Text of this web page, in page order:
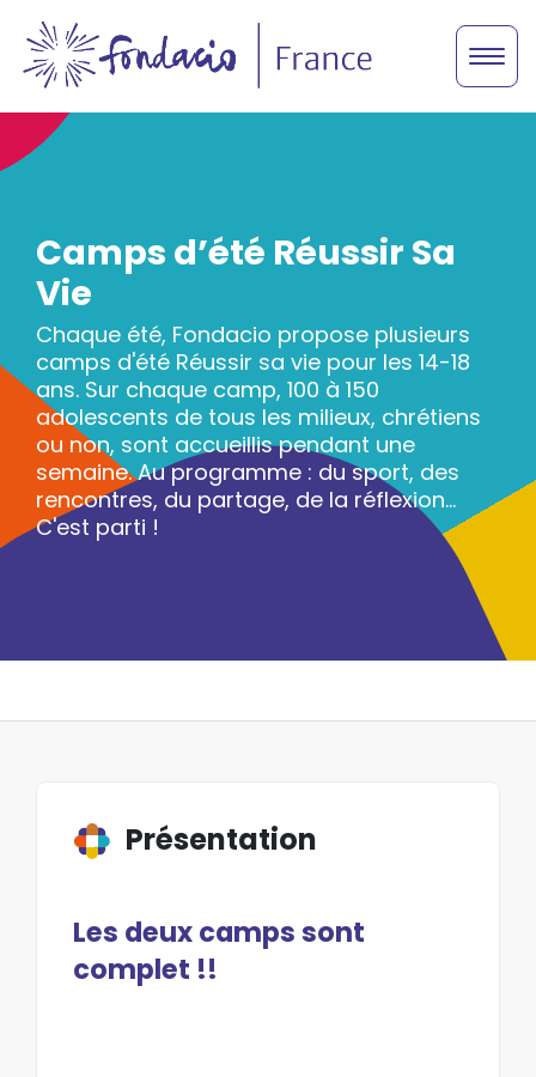
Camps d’été Réussir Sa
Vie
Chaque été, Fondacio propose plusieurs
camps d'été Réussir sa vie pour les 14-18
ans. Sur chaque camp, 100 à 150
adolescents de tous les milieux, chrétiens
ou non, sont accueillis pendant une
semaine. Au programme : du sport, des
rencontres, du partage, de la réflexion...
C'est parti !
Présentation
Les deux camps sont
complet !!